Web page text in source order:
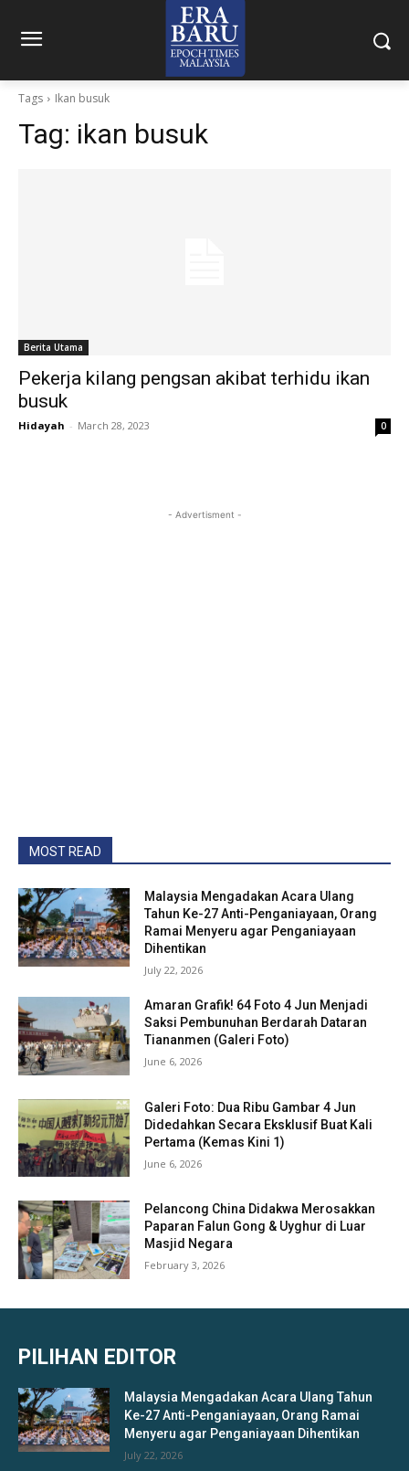
Tags Ikan busuk
Tag: ikan busuk
Berita Utama
Pekerja kilang pengsan akibat terhidu ikan
busuk
Hidayah - March 28, 2023 0
- Advertisment -
MOST READ
Malaysia Mengadakan Acara Ulang
Tahun Ke-27 Anti-Penganiayaan, Orang
Ramai Menyeru agar Penganiayaan
Dihentikan
July 22, 2026
Amaran Grafik! 64 Foto 4 Jun Menjadi
Saksi Pembunuhan Berdarah Dataran
Tiananmen (Galeri Foto)
June 6, 2026
Galeri Foto: Dua Ribu Gambar 4 Jun
Didedahkan Secara Eksklusif Buat Kali
Pertama (Kemas Kini 1)
June 6, 2026
Pelancong China Didakwa Merosakkan
Paparan Falun Gong & Uyghur di Luar
Masjid Negara
February 3, 2026
PILIHAN EDITOR
Malaysia Mengadakan Acara Ulang Tahun
Ke-27 Anti-Penganiayaan, Orang Ramai
Menyeru agar Penganiayaan Dihentikan
July 22, 2026